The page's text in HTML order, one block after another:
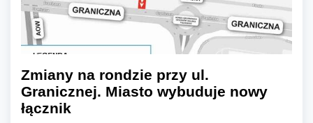
Zmiany na rondzie przy ul.
Granicznej. Miasto wybuduje nowy
łącznik